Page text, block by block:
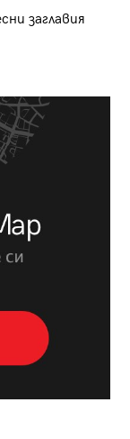
заглавия